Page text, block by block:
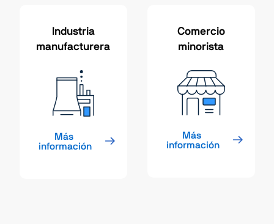
Industria
manufacturera
Más
información
Comercio
minorista
Más
información